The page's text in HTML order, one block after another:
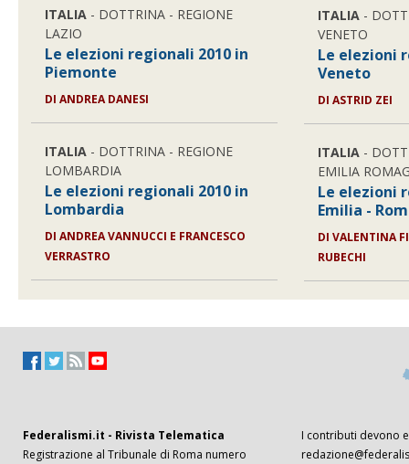
ITALIA - DOTTRINA - REGIONE
LAZIO
Le elezioni regionali 2010 in
Piemonte
DI ANDREA DANESI
ITALIA - DOTTRINA - REGIONE
LOMBARDIA
Le elezioni regionali 2010 in
Lombardia
DI ANDREA VANNUCCI E FRANCESCO
VERRASTRO
ITALIA -
VENETO
Le elezioni
Veneto
DI ASTRID ZEI
ITALIA -
EMILIA
Le elezioni
Emilia -
DI VALENTINA
RUBECHI
Federalismi.it - Rivista Telematica
Registrazione al Tribunale di Roma numero
I contributi devono